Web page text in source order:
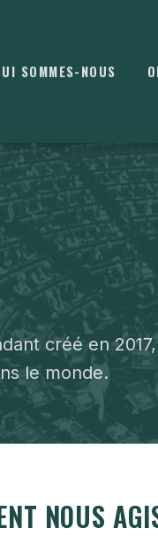
SOMMES-NOUS
créé en
le monde.
NOUS